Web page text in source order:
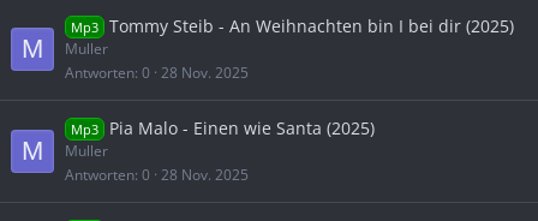
M
Mp3 Tommy Steib - An Weihnachten bin I bei dir (2025)
Muller
Antworten 0 28 Nov. 2025
M
Mp3 Pia Malo - Einen wie Santa (2025)
Muller
Antworten 0 28 Nov. 2025